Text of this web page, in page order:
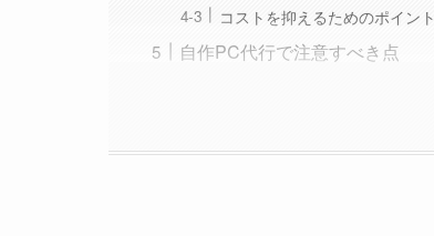
コストを抑えるためのポイント
自作PC代行で注意すべき点